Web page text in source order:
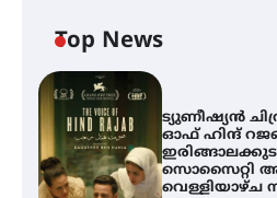
Top News
ട്യുണീഷ്യൻ
ഓഫ് ഹിന്ദ്
ഇരിങ്ങാലക്കുട
സൊസൈറ്റി
വെള്ളിയാഴ്ച